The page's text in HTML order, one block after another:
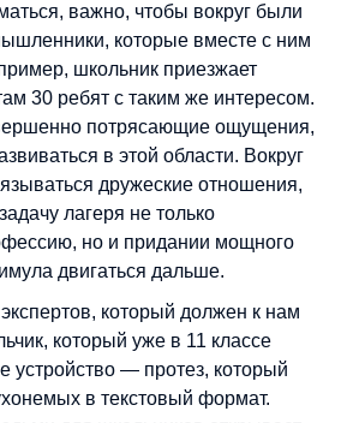
важно, чтобы вокруг были
которые вместе с ним
школьник приезжает
30 ребят с таким же интересом.
потрясающие ощущения,
в этой области. Вокруг
дружеские отношения,
лагеря не только
но и придании мощного
двигаться дальше.
который должен к нам
который уже в 11 классе
устройство — протез, который
в текстовый формат.